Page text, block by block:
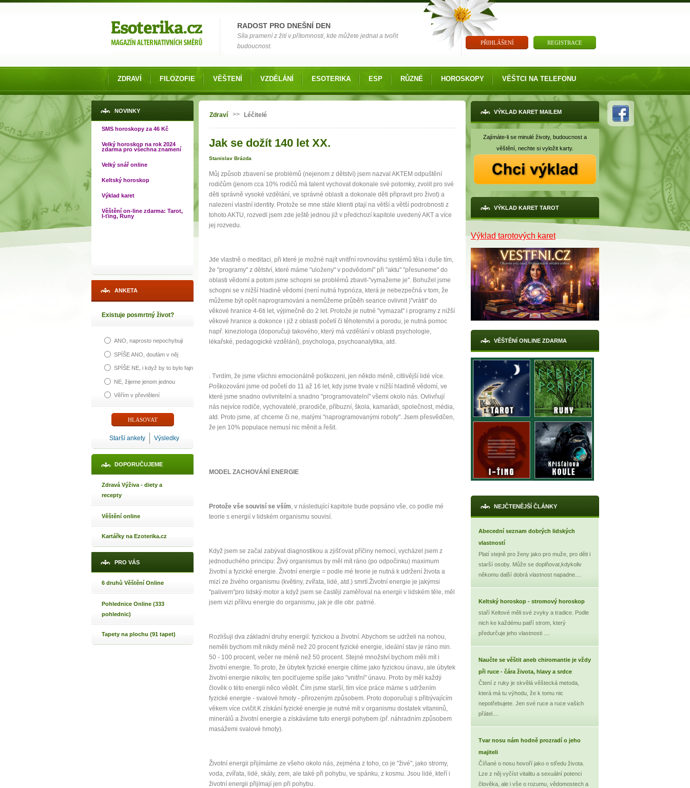
10 tipů pro zdravý a
... všechny tipy zdarma.
Nemusí to tak být - ZJISTĚTE ZDARMA!
Jak vnést do života rovnováhu
Jak být šťastnější
Nenávidíme spam stejně jako vy
RADOST PRO DNEŠNÍ DEN
Síla pramení z žití v přítomnosti, kde můžete jednat a tvořit
budoucnost.
PŘIHLÁŠENÍ REGISTRACE
ZDRAVÍ FILOZOFIE VĚŠTENÍ VZDĚLÁNÍ ESOTERIKA ESP RŮZNÉ HOROSKOPY VĚŠTCI NA TELEFONU
NOVINKY
SMS horoskopy za 46 Kč
Velký horoskop na rok 2024
zdarma pro všechna znamení
Velký snář online
Keltský horoskop
Výklad karet
Věštění on-line zdarma: Tarot,
I-ťing, Runy
ANKETA
Existuje posmrtný život?
ANO, naprosto nepochybuji
SPÍŠE ANO, doufám v něj
SPÍŠE NE, i když by to bylo fajn
NE, žijeme jenom jednou
Věřím v převtělení
Starší ankety Výsledky
DOPORUČUJEME
Zdravá Výživa - diety a
recepty
Věštění online
Kartářky na Ezoterika.cz
PRO VÁS
6 druhů Věštění Online
Pohlednice Online (333
pohlednic)
Tapety na plochu (91 tapet)
Jste zde
Zdraví >> Léčitelé
Jak se dožít 140 let XX.
Stanislav Brázda
Můj způsob zbavení se problémů (nejenom z dětství) jsem nazval AKTEM odpuštění
rodičům (jenom cca 10% rodičů má talent vychovat dokonale své potomky, zvolit pro své
děti správně vysoké vzdělání, ve správné oblasti a dokonale děti připravit pro život) a
nalezení vlastní identity. Protože se mne stále klienti ptají na větší a větší podrobnosti z
tohoto AKTU, rozvedl jsem zde ještě jednou již v předchozí kapitole uvedený AKT a více
jej rozvedu.
Jde vlastně o meditaci, při které je možné najít vnitřní rovnováhu systémů těla i duše tím,
že "programy" z dětství, které máme "uloženy" v podvědomí" při "aktu" "přesuneme" do
oblasti vědomí a potom jsme schopni se problémů zbavit-"vymažeme je". Bohužel jsme
schopni se v nižší hladině vědomí (není nutná hypnóza, která je nebezpečná v tom, že
můžeme být opět naprogramováni a nemůžeme průběh seance ovlivnit )"vrátit" do
věkové hranice 4-6ti let, výjimečně do 2 let. Protože je nutné "vymazat" i programy z nižší
věkové hranice a dokonce i již z oblasti početí či těhotenství a porodu, je nutná pomoc
např. kineziologa (doporučuji takového, který má vzdělání v oblasti psychologie,
lékařské, pedagogické vzdělání), psychologa, psychoanalytika, atd.
. Tvrdím, že jsme všichni emocionálně poškozeni, jen někdo méně, citlivější lidé více.
Poškozováni jsme od početí do 11 až 16 let, kdy jsme trvale v nižší hladině vědomí, ve
které jsme snadno ovlivnitelní a snadno "programovatelní" všemi okolo nás. Ovlivňují
nás nejvíce rodiče, vychovatelé, prarodiče, příbuzní, škola, kamarádi, společnost, média,
atd. Proto jsme, ať chceme či ne, malými "naprogramovanými roboty". Jsem přesvědčen,
že jen 10% populace nemusí nic měnit a řešit.
MODEL ZACHOVÁNÍ ENERGIE
Protože vše souvisí se vším, v následující kapitole bude popsáno vše, co podle mé
teorie s energií v lidském organismu souvisí.
Když jsem se začal zabývat diagnostikou a zjišťovat příčiny nemocí, vycházel jsem z
jednoduchého principu: Živý organismus by měl mít ráno (po odpočinku) maximum
životní a fyzické energie. Životní energie = podle mé teorie je nutná k udržení života a
mizí ze živého organismu (květiny, zvířata, lidé, atd.) smrtí.Životní energie je jakýmsi
"palivem"pro lidský motor a když jsem se častěji zaměřoval na energii v lidském těle, měl
jsem vizi přílivu energie do organismu, jak je dle obr. patrné.
Rozlišuji dva základní druhy energií: fyzickou a životní. Abychom se udrželi na nohou,
neměli bychom mít nikdy méně než 20 procent fyzické energie, ideální stav je ráno min.
50 - 100 procent, večer ne méně než 50 procent. Stejné množství bychom měli mít i
životní energie. To proto, že úbytek fyzické energie cítíme jako fyzickou únavu, ale úbytek
životní energie nikoliv, ten pociťujeme spíše jako "vnitřní" únavu. Proto by měl každý
člověk o této energii něco vědět. Čím jsme starší, tím více práce máme s udržením
fyzické energie - svalové hmoty - přirozeným způsobem. Proto doporučuji s přibývajícím
věkem více cvičit.K získání fyzické energie je nutné mít v organismu dostatek vitaminů,
minerálů a životní energie a získáváme tuto energii pohybem (př. náhradním způsobem
masážemi svalové hmoty).
Životní energii přijímáme ze všeho okolo nás, zejména z toho, co je "živé", jako stromy,
voda, zvířata, lidé, skály, zem, ale také při pohybu, ve spánku, z kosmu. Jsou lidé, kteří i
životní energii přijímají jen při pohybu.
VÝKLAD KARET MAILEM
Zajímáte-li se minulé životy, budoucnost a
věštění, nechte si vyložit karty.
VÝKLAD KARET TAROT
Výklad tarotových karet
VĚŠTĚNÍ ONLINE ZDARMA
NEJČTENĚJŠÍ ČLÁNKY
Abecední seznam dobrých lidských
vlastností
Platí stejně pro ženy jako pro muže, pro děti i
starší osoby. Může se doplňovat,kdykoliv
někomu další dobrá vlastnost napadne....
Keltský horoskop - stromový horoskop
staří Keltové měli své zvyky a tradice. Podle
nich ke každému patří strom, který
předurčuje jeho vlastnosti ....
Naučte se věštit aneb chiromantie je vždy
při ruce - čára života, hlavy a srdce
Čtení z ruky je skvělá věštecká metoda,
která má tu výhodu, že k tomu nic
nepotřebujete. Jen své ruce a ruce vašich
přátel....
Tvar nosu nám hodně prozradí o jeho
majiteli
Číňané o nosu hovoří jako o středu života.
Lze z něj vyčíst vitalitu a sexuální potenci
člověka, ale i vše o rozumu, vědomostech a